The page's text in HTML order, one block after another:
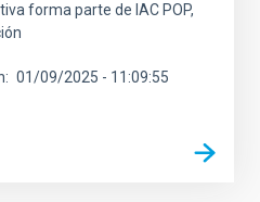
forma parte de IAC POP,
01/09/2025 - 11:09:55